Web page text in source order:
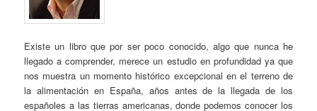
Existe un libro que por ser poco conocido, algo que nunca he
llegado a comprender, merece un estudio en profundidad ya que
nos muestra un momento histórico excepcional en el terreno de
la alimentación en España, años antes de la llegada de los
españoles a las tierras americanas, donde podemos conocer los